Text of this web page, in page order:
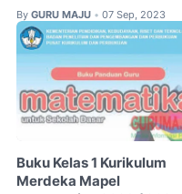
By GURU MAJU • 07 Sep, 2023
Buku Kelas 1 Kurikulum
Merdeka Mapel